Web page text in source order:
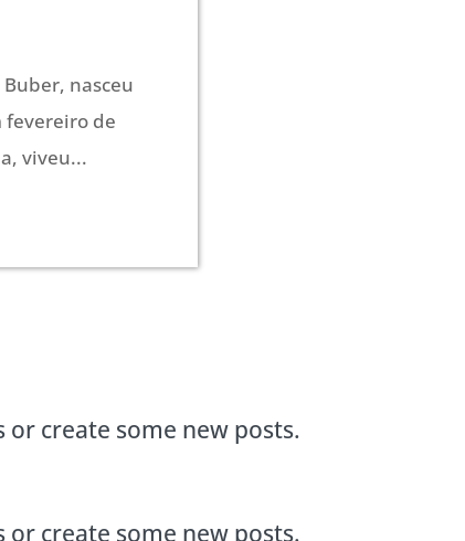
nasceu
fevereiro de
viveu...
create some new posts.
create some new posts.